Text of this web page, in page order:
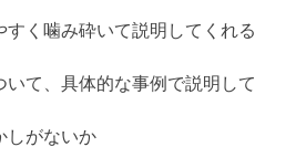
すく噛み砕いて説明してくれる
いて、具体的な事例で説明して
しがないか